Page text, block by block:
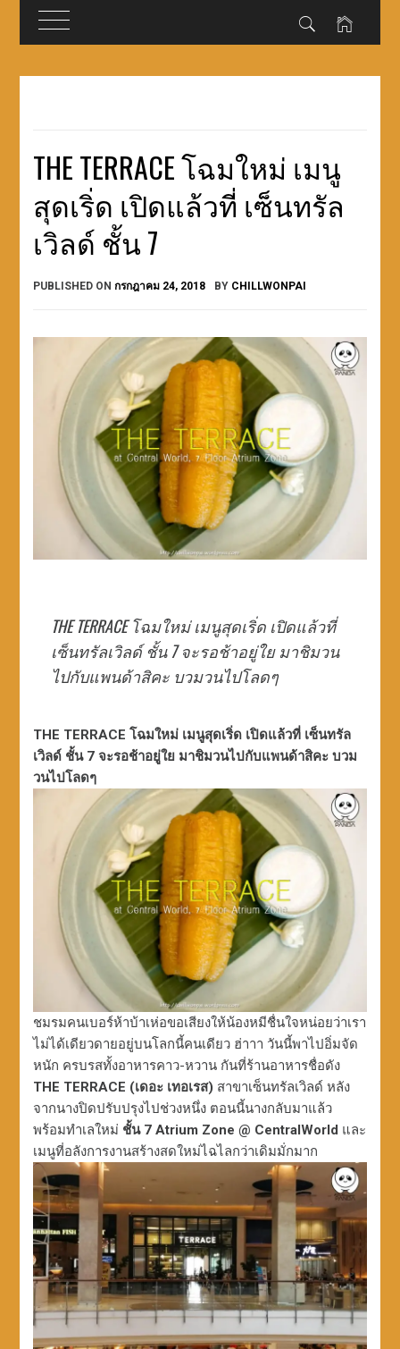
THE TERRACE โฉมใหม่ เมนู
สุดเริ่ด เปิดแล้วที่ เซ็นทรัล
เวิลด์ ชั้น 7
PUBLISHED ONกรกฎาคม 24, 2018 BY CHILLWONPAI
THE TERRACE โฉมใหม่ เมนูสุดเริ่ด เปิดแล้วที่
เซ็นทรัลเวิลด์ ชั้น 7 จะรอช้าอยู่ใย มาชิมวน
ไปกับแพนด้าสิคะ บวมวนไปโลดๆ
THE TERRACE โฉมใหม่ เมนูสุดเริ่ด เปิดแล้วที่ เซ็นทรัล
เวิลด์ ชั้น 7 จะรอช้าอยู่ใย มาชิมวนไปกับแพนด้าสิคะ บวม
วนไปโลดๆ
ชมรมคนเบอร์ห้าบ้าเห่อขอเสียงให้น้องหมีชื่นใจหน่อยว่าเรา
ไม่ได้เดียวดายอยู่บนโลกนี้คนเดียว ฮ่าาา วันนี้พาไปอิ่มจัด
หนัก ครบรสทั้งอาหารคาว-หวาน กันที่ร้านอาหารชื่อดัง
THE TERRACE (เดอะ เทอเรส) สาขาเซ็นทรัลเวิลด์ หลัง
จากนางปิดปรับปรุงไปช่วงหนึ่ง ตอนนี้นางกลับมาแล้ว
พร้อมทำเลใหม่ ชั้น 7 Atrium Zone @ CentralWorld และ
เมนูที่อลังการงานสร้างสดใหม่ไฉไลกว่าเดิมมั่กมาก